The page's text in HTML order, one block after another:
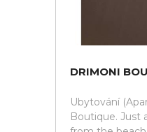
DRIMONI
Ubytování
Boutique. Just